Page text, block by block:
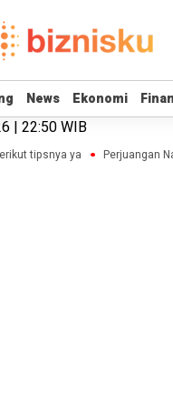
News Ekonomi
News Ekonomi
| 22:50 WIB
tipsnya ya Perjuangan